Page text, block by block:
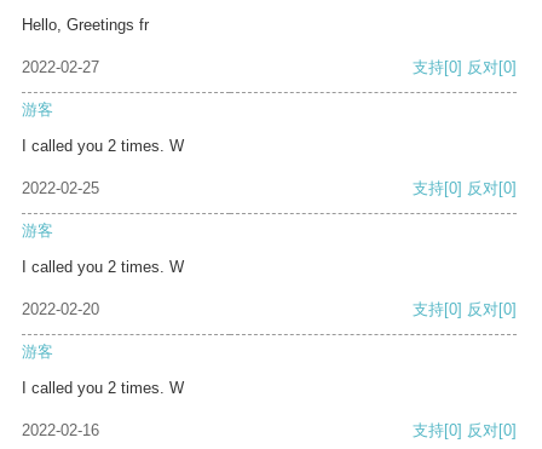
Hello, Greetings fr
2022-02-27 支持[0] 反对[0]
游客
I called you 2 times. W
2022-02-25 支持[0] 反对[0]
游客
I called you 2 times. W
2022-02-20 支持[0] 反对[0]
游客
I called you 2 times. W
2022-02-16 支持[0] 反对[0]